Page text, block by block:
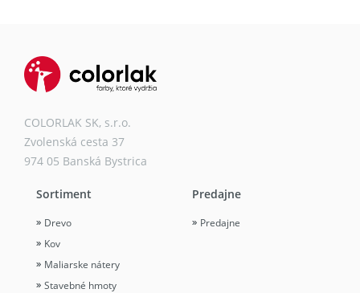
COLORLAK SK, s.r.o.
Zvolenská cesta 37
974 05 Banská Bystrica
Sortiment
Drevo
Kov
Maliarske nátery
Stavebné hmoty
Predajne
Predajne